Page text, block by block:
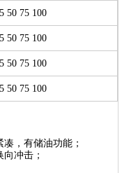
50 75 100
50 75 100
50 75 100
50 75 100
，有储油功能；
冲击；